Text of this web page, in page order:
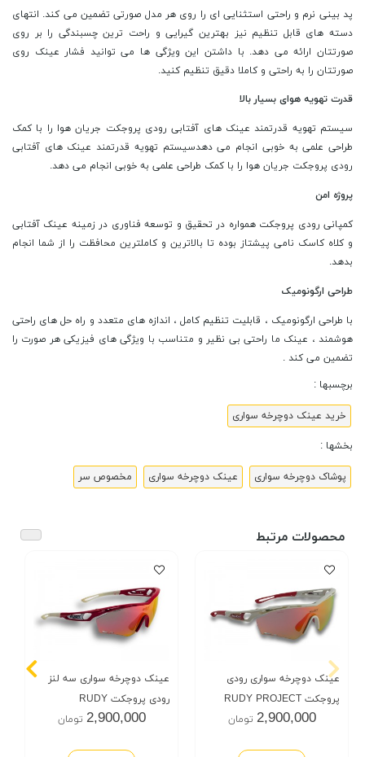
پد بینی نرم و راحتی استثنایی ای را روی هر مدل صورتی تضمین می کند. انتهای
دسته های قابل تنظیم نیز بهترین گیرایی و راحت ترین چسبندگی را بر روی
صورتتان ارائه می دهد. با داشتن این ویژگی ها می توانید فشار عینک روی
صورتتان را به راحتی و کاملا دقیق تنظیم کنید.
قدرت تهویه هوای بسیار بالا
سیستم تهویه قدرتمند عینک های آفتابی رودی پروجکت جریان هوا را با کمک
طراحی علمی به خوبی انجام می دهدسیستم تهویه قدرتمند عینک های آفتابی
رودی پروجکت جریان هوا را با کمک طراحی علمی به خوبی انجام می دهد.
پروژه امن
کمپانی رودی پروجکت همواره در تحقیق و توسعه فناوری در زمینه عینک آفتابی
و کلاه کاسک نامی پیشتاز بوده تا بالاترین و کاملترین محافظت را از شما انجام
بدهد.
طراحی ارگونومیک
با طراحی ارگونومیک ، قابلیت تنظیم کامل ، اندازه های متعدد و راه حل های راحتی
هوشمند ، عینک ما راحتی بی نظیر و متناسب با ویژگی های فیزیکی هر صورت را
تضمین می کند .
برچسبها :
خرید عینک دوچرخه سواری
بخشها :
پوشاک دوچرخه سواری عینک دوچرخه سواری مخصوص سر
محصولات مرتبط
عینک دوچرخه سواری رودی
پروجکت RUDY PROJECT
2,900,000 تومان
عینک دوچرخه سواری سه لنز
رودی پروجکت RUDY
PROJECT
2,900,000 تومان